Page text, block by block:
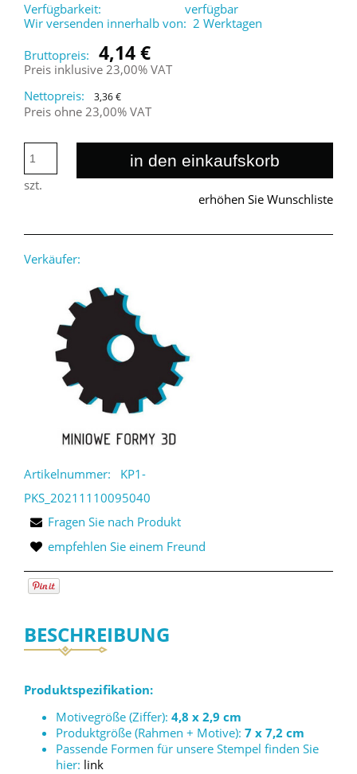
Verfügbarkeit:
verfügbar
Wir versenden innerhalb von: 2 Werktagen
Bruttopreis:
4,14 €
Preis inklusive 23,00% VAT
Nettopreis:
3,36 €
Preis ohne 23,00% VAT
szt.
in den einkaufskorb
erhöhen Sie Wunschliste
Verkäufer:
Artikelnummer:
KP1-
PKS_20211110095040
Fragen Sie nach Produkt
empfehlen Sie einem Freund
BESCHREIBUNG
Produktspezifikation:
Motivegröße (Ziffer): 4,8 x 2,9 cm
Produktgröße (Rahmen + Motive): 7 x 7,2 cm
Passende Formen für unsere Stempel finden Sie
hier: link